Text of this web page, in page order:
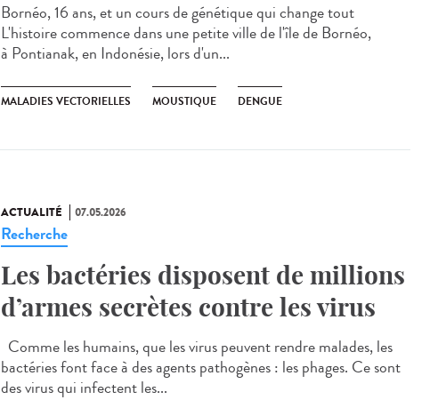
Bornéo, 16 ans, et un cours de génétique qui change tout
L'histoire commence dans une petite ville de l'île de Bornéo,
à Pontianak, en Indonésie, lors d'un...
MALADIES VECTORIELLES MOUSTIQUE DENGUE
ACTUALITÉ 07.05.2026
Recherche
Les bactéries disposent de millions
d’armes secrètes contre les virus
Comme les humains, que les virus peuvent rendre malades, les
bactéries font face à des agents pathogènes : les phages. Ce sont
des virus qui infectent les...